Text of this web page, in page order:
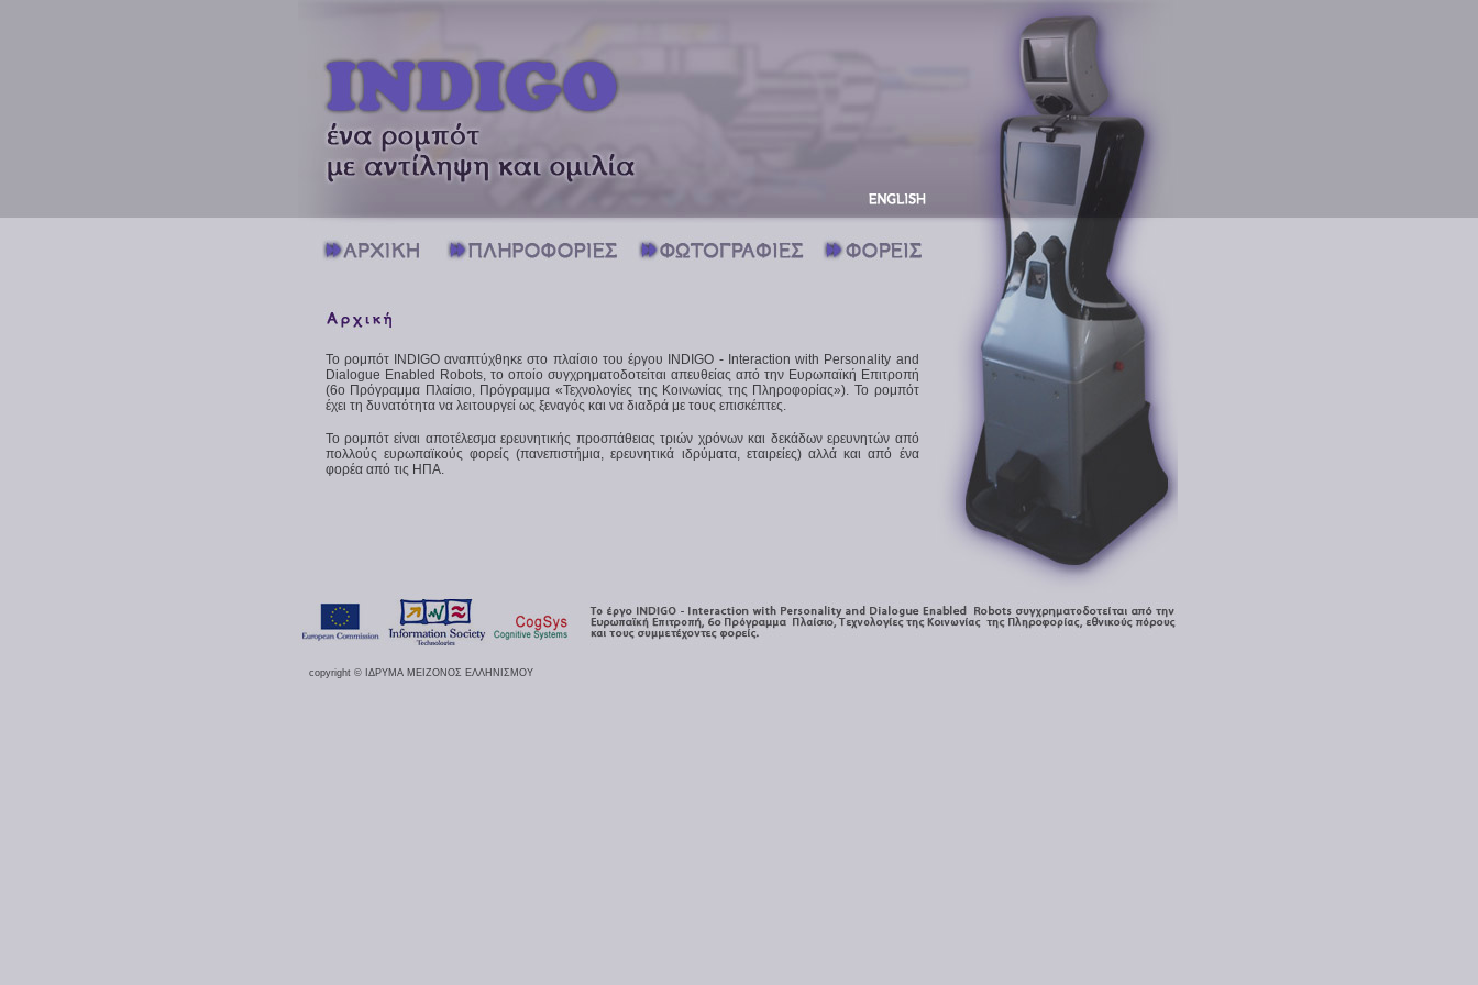
Το ρομπότ INDIGO αναπτύχθηκε στο πλαίσιο του έργου INDIGO - Interaction with Personality and
Dialogue Enabled Robots, το οποίο συγχρηματοδοτείται απευθείας από την Ευρωπαϊκή Επιτροπή
(6ο Πρόγραμμα Πλαίσιο, Πρόγραμμα «Τεχνολογίες της Κοινωνίας της Πληροφορίας»). Το ρομπότ
έχει τη δυνατότητα να λειτουργεί ως ξεναγός και να διαδρά με τους επισκέπτες.
To ρομπότ είναι αποτέλεσμα ερευνητικής προσπάθειας τριών χρόνων και δεκάδων ερευνητών από
πολλούς ευρωπαϊκούς φορείς (πανεπιστήμια, ερευνητικά ιδρύματα, εταιρείες) αλλά και από ένα
φορέα από τις ΗΠΑ.
copyright © ΙΔΡΥΜΑ ΜΕΙΖΟΝΟΣ ΕΛΛΗΝΙΣΜΟΥ